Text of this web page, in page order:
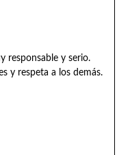
responsable y serio.
y respeta a los demás.